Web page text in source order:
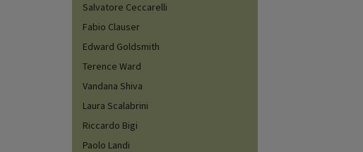
Salvatore Ceccarelli
Fabio Clauser
Edward Goldsmith
Terence Ward
Vandana Shiva
Laura Scalabrini
Riccardo Bigi
Paolo Landi